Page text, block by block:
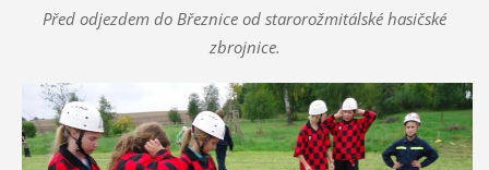
Před odjezdem do Březnice od starorožmitálské hasičské
zbrojnice.